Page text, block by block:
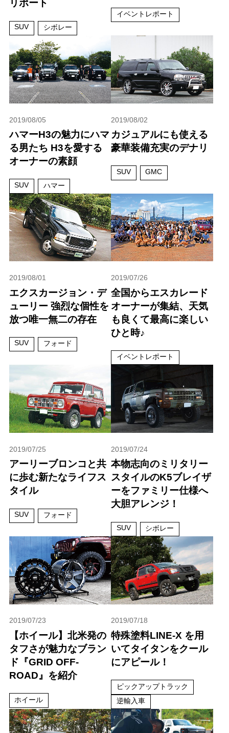
リポート
SUV シボレー
イベントレポート
2019/08/05
ハマーH3の魅力にハマ
る男たち H3を愛する
オーナーの素顔
SUV ハマー
2019/08/02
カジュアルにも使える
豪華装備充実のデナリ
SUV GMC
2019/08/01
エクスカージョン・デ
ューリー 強烈な個性を
放つ唯一無二の存在
SUV フォード
2019/07/26
全国からエスカレード
オーナーが集結、天気
も良くて最高に楽しい
ひと時♪
イベントレポート
2019/07/25
アーリーブロンコと共
に歩む新たなライフス
タイル
SUV フォード
2019/07/24
本物志向のミリタリー
スタイルのK5ブレイザ
ーをファミリー仕様へ
大胆アレンジ！
SUV シボレー
2019/07/23
【ホイール】北米発の
タフさが魅力なブラン
ド『GRID OFF-
ROAD』を紹介
ホイール
2019/07/18
特殊塗料LINE-X を用
いてタイタンをクール
にアピール！
ピックアップトラック
逆輸入車